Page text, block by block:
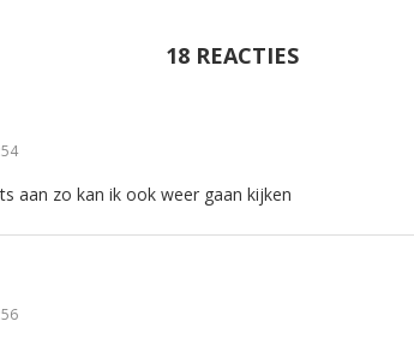
18 REACTIES
aan zo kan ik ook weer gaan kijken